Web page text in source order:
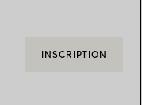
INSCRIPTION